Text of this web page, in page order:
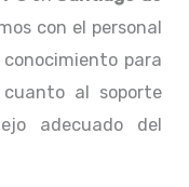
con el personal
para
al soporte
adecuado del